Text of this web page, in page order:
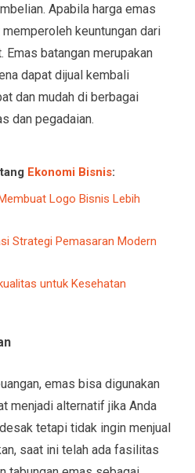
Apabila harga emas
keuntungan dari
batangan merupakan
dapat dijual kembali
dan mudah di berbagai
dan pegadaian.
Ekonomi Bisnis:
Logo Bisnis Lebih
Strategi Pemasaran Modern
untuk Kesehatan
emas bisa digunakan
menjadi alternatif jika Anda
tetapi tidak ingin menjual
saat ini telah ada fasilitas